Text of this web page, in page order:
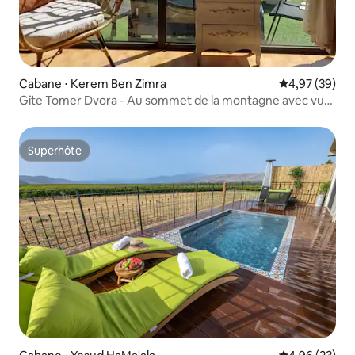
Cabane ⋅ Kerem Ben Zimra Évaluation
4,97 (39)
Gîte Tomer Dvora - Au sommet de la montagne avec vue.
Superhôte
Superhôte